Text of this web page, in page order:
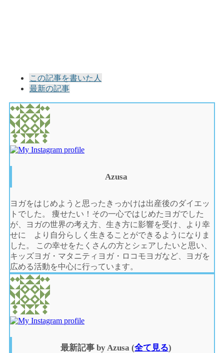
following
tabs
change
content
below.
この記事を書いた人
最新の記事
Azusa
ヨガをはじめようと思ったきっかけは出産後のダイエッ
トでした。 痩せたい！その一心ではじめたヨガでした
が、ヨガの世界の考え方、生き方に影響を受け、より幸
せに より自分らしく生きることができるようになりま
した。 この幸せをたくさんの方とシェアしたいと思い、
キッズヨガ・マタニティヨガ・ロコモヨガなど、ヨガを
広める活動を中心に行っています。
最新記事 by Azusa (全て見る)